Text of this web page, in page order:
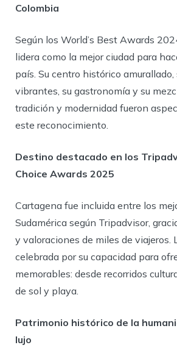
Colombia
Según los World’s Best Awards
lidera como la mejor ciudad para
país. Su centro histórico amurallado,
vibrantes, su gastronomía y su
tradición y modernidad fueron
este reconocimiento.
Destino destacado en los
Choice Awards 2025
Cartagena fue incluida entre los
Sudamérica según Tripadvisor,
y valoraciones de miles de viajeros.
celebrada por su capacidad para
memorables: desde recorridos
de sol y playa.
Patrimonio histórico de la
lujo